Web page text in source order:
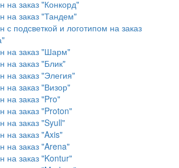
на заказ "Конкорд"
на заказ "Тандем"
с подсветкой и логотипом на заказ
на заказ "Шарм"
на заказ "Блик"
на заказ "Элегия"
на заказ "Визор"
на заказ "Pro"
на заказ "Proton"
на заказ "Syull"
на заказ "Axis"
на заказ "Arena"
на заказ "Kontur"